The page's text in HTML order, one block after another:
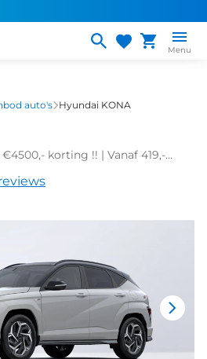
Menu
auto's Hyundai KONA
€4500,- korting !! | Vanaf 419,-